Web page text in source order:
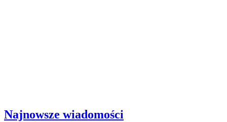
Najnowsze wiadomości